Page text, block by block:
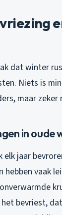
dat winter
Niets is
maar zeker
in oude
elk jaar
hebben vaak
bevriest,